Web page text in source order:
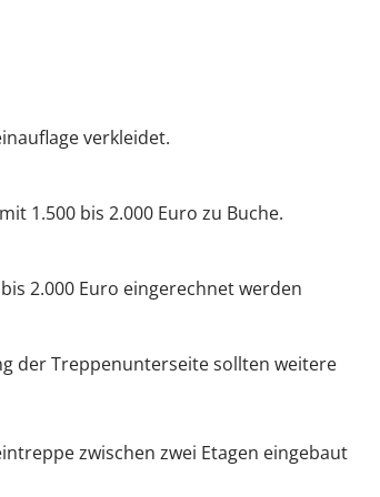
verkleidet.
1.500 bis 2.000 Euro zu Buche.
2.000 Euro eingerechnet werden
der Treppenunterseite sollten weitere
zwischen zwei Etagen eingebaut